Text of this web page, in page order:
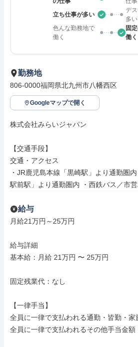
立ち仕事が多い
デ
多い
色んな勤務地で
働く
固
働く
勤務地
806-0000福岡県北九州市八幡西区
Googleマップで開く
株式会社みらいジャパン
【交通手段】
交通・アクセス
・JR鹿児島本線「黒崎駅」より通勤圏
駅前駅」より通勤圏内 ・西鉄バス／市
給与
月給21万円～25万円
給与詳細
基本給：月給 21万円 〜 25万円
固定残業代：なし
【一律手当】
全員に一律で支払われる通勤・皆勤・家
全員に一律で支払われるその他手当金額